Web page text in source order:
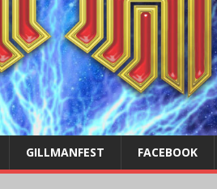
GILLMANFEST FACEBOOK